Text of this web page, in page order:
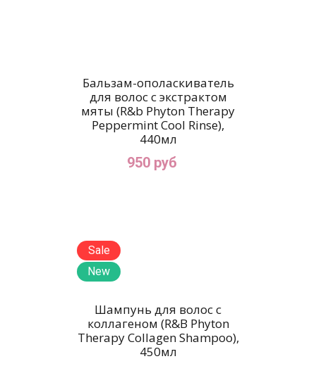
Бальзам-ополаскиватель
для волос с экстрактом
мяты (R&b Phyton Therapy
Peppermint Cool Rinse),
440мл
950 руб
Sale
New
Шампунь для волос с
коллагеном (R&B Phyton
Therapy Collagen Shampoo),
450мл